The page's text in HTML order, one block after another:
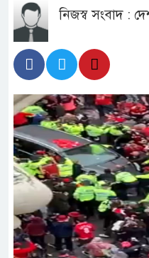
নিজস্ব সংবাদ :